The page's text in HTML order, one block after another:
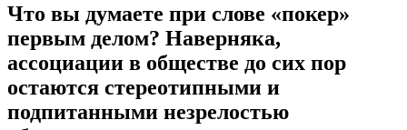
Что вы думаете при слове «покер»
первым делом? Наверняка,
ассоциации в обществе до сих пор
остаются стереотипными и
подпитанными незрелостью